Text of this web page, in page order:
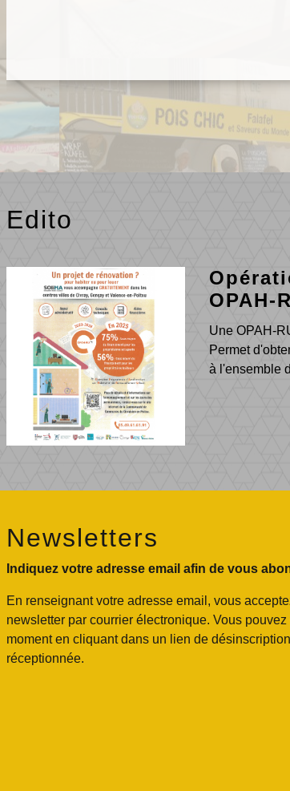
Edito
OPAH-
Une OPAH-
Permet
à l'ensemble
Newsletters
Indiquez votre adresse email afin de vous
En renseignant votre adresse email, vous
newsletter par courrier électronique. Vous
moment en cliquant dans un lien de
réceptionnée.